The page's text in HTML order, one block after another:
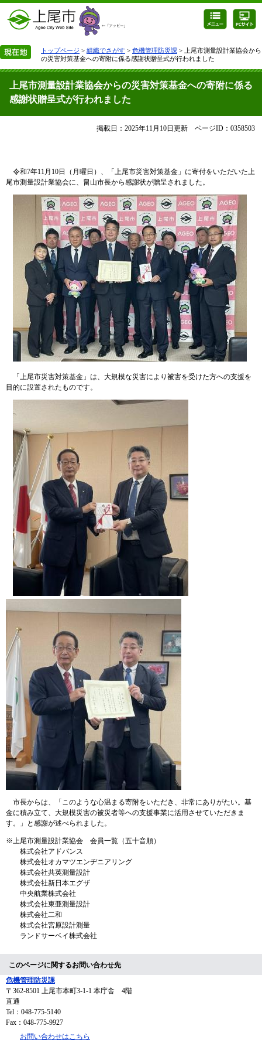
トップページ > 組織でさがす > 危機管理防災課 > 上尾市測量設計業協会から
の災害対策基金への寄附に係る感謝状贈呈式が行われました
上尾市測量設計業協会からの災害対策基金への寄附に係る
感謝状贈呈式が行われました
掲載日：2025年11月10日更新 ページID：0358503
令和7年11月10日（月曜日）、「上尾市災害対策基金」に寄付をいただいた上
尾市測量設計業協会に、畠山市長から感謝状が贈呈されました。
「上尾市災害対策基金」は、大規模な災害により被害を受けた方への支援を
目的に設置されたものです。
市長からは、「このような心温まる寄附をいただき、非常にありがたい。基
金に積み立て、大規模災害の被災者等への支援事業に活用させていただきま
す。」と感謝が述べられました。
※上尾市測量設計業協会 会員一覧（五十音順）
株式会社アドバンス
株式会社オカマツエンヂニアリング
株式会社共英測量設計
株式会社新日本エグザ
中央航業株式会社
株式会社東亜測量設計
株式会社二和
株式会社宮原設計測量
ランドサーベイ株式会社
このページに関するお問い合わせ先
危機管理防災課
〒362-8501
上尾市本町3-1-1 本庁舎 4階
直通
Tel：048-775-5140
Fax：048-775-9927
お問い合わせはこちら